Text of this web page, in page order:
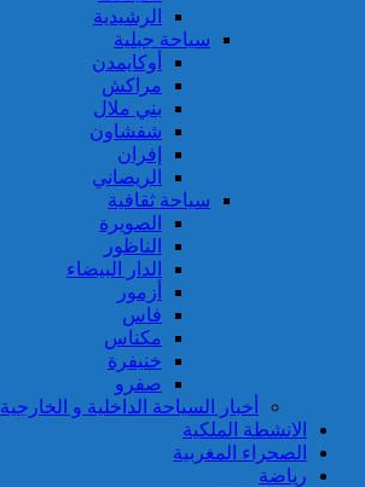
الرشيدية
سياحة جبلية
أوكايمدن
مراكش
بني ملال
شفشاون
إفران
الريصاني
سياحة ثقافية
الصويرة
الناظور
الدار البيضاء
أزمور
فاس
مكناس
خنيفرة
صفرو
أخبار السياحة الداخلية و الخارجية
الانشطة الملكية
الصحراء المغربية
رياضة